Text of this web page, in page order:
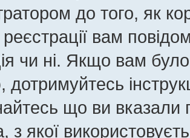
до того, як
реєстрації вам
чи ні. Якщо вам
що ви
з якої